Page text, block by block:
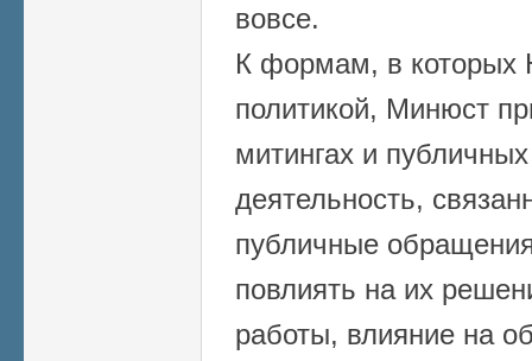
вовсе.
К формам, в которых
политикой, Минюст
митингах и
деятельность,
публичные
повлиять на их
работы, влияние на